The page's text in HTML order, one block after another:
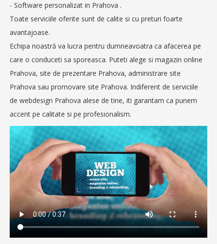
- Software personalizat in Prahova .
Toate serviciile oferite sunt de calite si cu preturi foarte
avantajoase.
Echipa noastră va lucra pentru dumneavoatra ca afacerea pe
care o conduceti sa sporeasca. Puteti alege si magazin online
Prahova, site de prezentare Prahova, administrare site
Prahova sau promovare site Prahova. Indiferent de serviciile
de webdesign Prahova alese de tine, iti garantam ca punem
accent pe calitate si pe profesionalism.